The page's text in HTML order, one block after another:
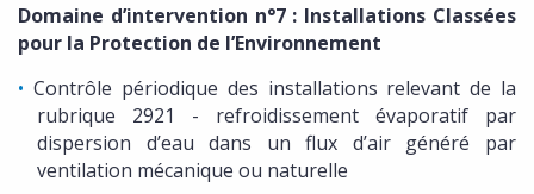
Domaine d’intervention n°7 : Installations Classées
pour la Protection de l’Environnement
Contrôle périodique des installations relevant de la
rubrique 2921 - refroidissement évaporatif par
dispersion d’eau dans un flux d’air généré par
ventilation mécanique ou naturelle